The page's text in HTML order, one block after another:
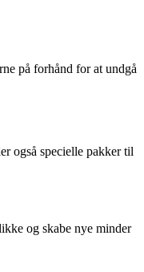
på forhånd for at undgå
også specielle pakker til
og skabe nye minder